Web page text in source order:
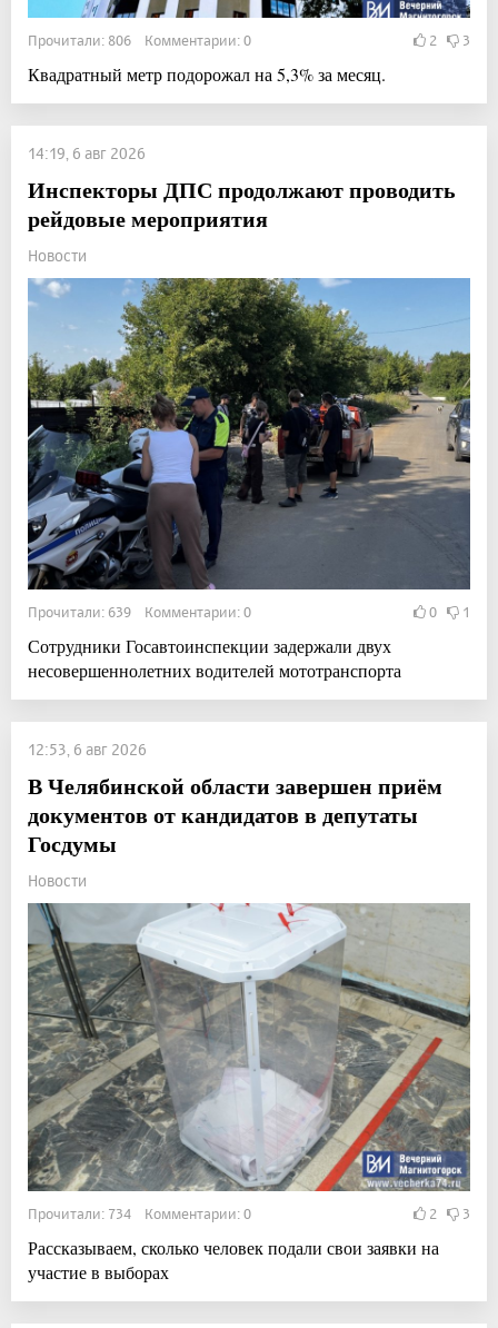
Прочитали: 806 Комментарии: 0 2 3
Квадратный метр подорожал на 5,3% за месяц.
14:19, 6 авг 2026
Инспекторы ДПС продолжают проводить
рейдовые мероприятия
Новости
Прочитали: 639 Комментарии: 0 0 1
Сотрудники Госавтоинспекции задержали двух
несовершеннолетних водителей мототранспорта
12:53, 6 авг 2026
В Челябинской области завершен приём
документов от кандидатов в депутаты
Госдумы
Новости
Прочитали: 734 Комментарии: 0 2 3
Рассказываем, сколько человек подали свои заявки на
участие в выборах